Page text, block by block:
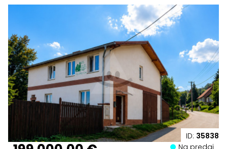
ID: 35838
Na predaj